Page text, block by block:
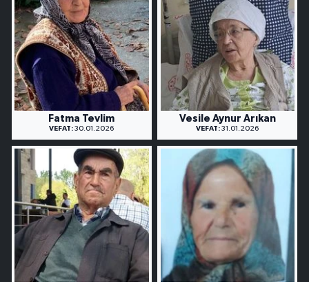
Fatma Tevlim
VEFAT: 30.01.2026
Vesile Aynur Arıkan
VEFAT: 31.01.2026